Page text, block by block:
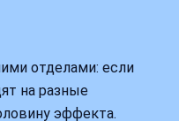
отделами: если
на разные
эффекта.